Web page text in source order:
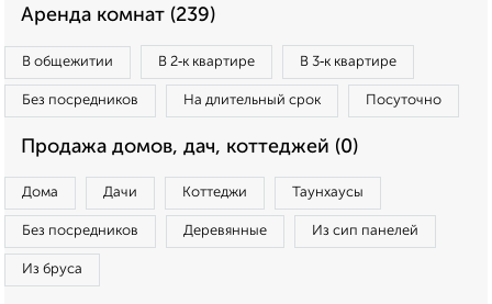
Аренда комнат (239)
В общежитии В 2‑к квартире В 3‑к квартире
Без посредников На длительный срок Посуточно
Продажа домов, дач, коттеджей (0)
Дома Дачи Коттеджи Таунхаусы
Без посредников Деревянные Из сип панелей
Из бруса